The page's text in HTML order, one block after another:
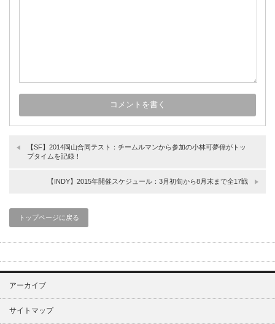
【SF】2014岡山合同テスト：チームルマンから参加の小林可夢偉がトッ
プタイムを記録！
【INDY】2015年開催スケジュール：3月初旬から8月末まで全17戦
トップページに戻る
アーカイブ
サイトマップ